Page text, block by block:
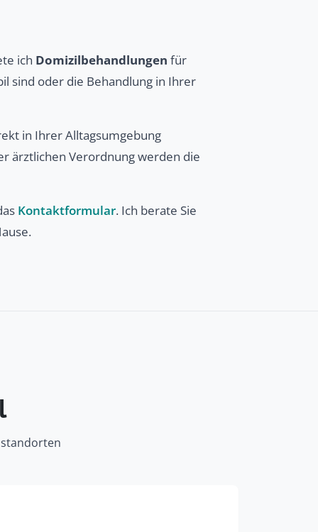
ich Domizilbehandlungen für
sind oder die Behandlung in Ihrer
in Ihrer Alltagsumgebung
ärztlichen Verordnung werden die
Kontaktformular. Ich berate Sie